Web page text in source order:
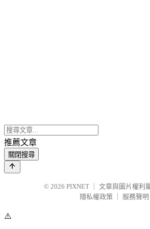
推薦文章
關閉搜尋
© 2026 PIXNET
文章與圖片權利
隱私權政策
服務聲明
⚠️